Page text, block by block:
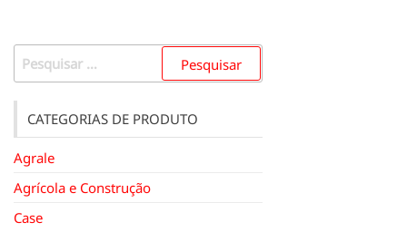
Pesquisar
CATEGORIAS DE PRODUTO
Agrale
Agrícola e Construção
Case